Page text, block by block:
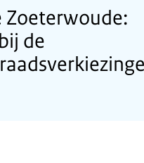
Zoeterwoude:
de